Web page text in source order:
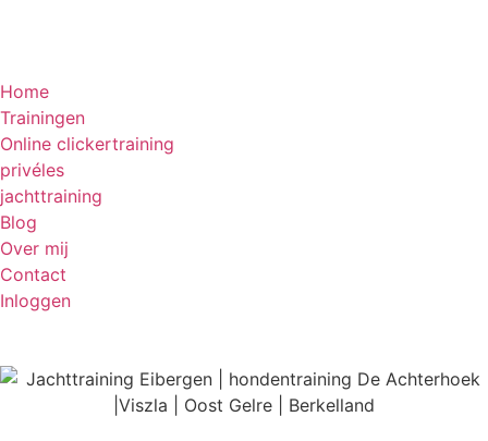
Home
Trainingen
Online clickertraining
privéles
jachttraining
Blog
Over mij
Contact
Inloggen